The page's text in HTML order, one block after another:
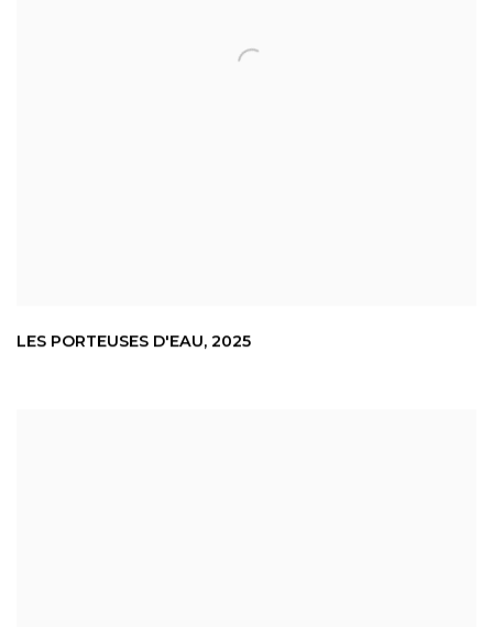
LES PORTEUSES D'EAU, 2025